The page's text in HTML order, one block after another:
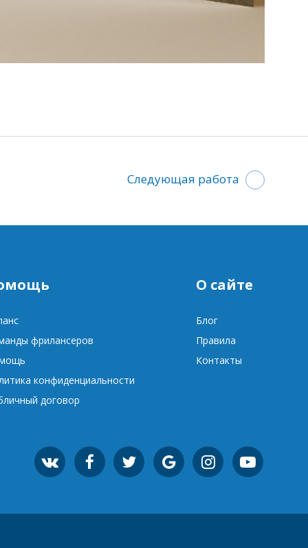
Следующая работа
фрилансеров
конфиденциальности
договор
О сайте
Блог
Правила
Контакты